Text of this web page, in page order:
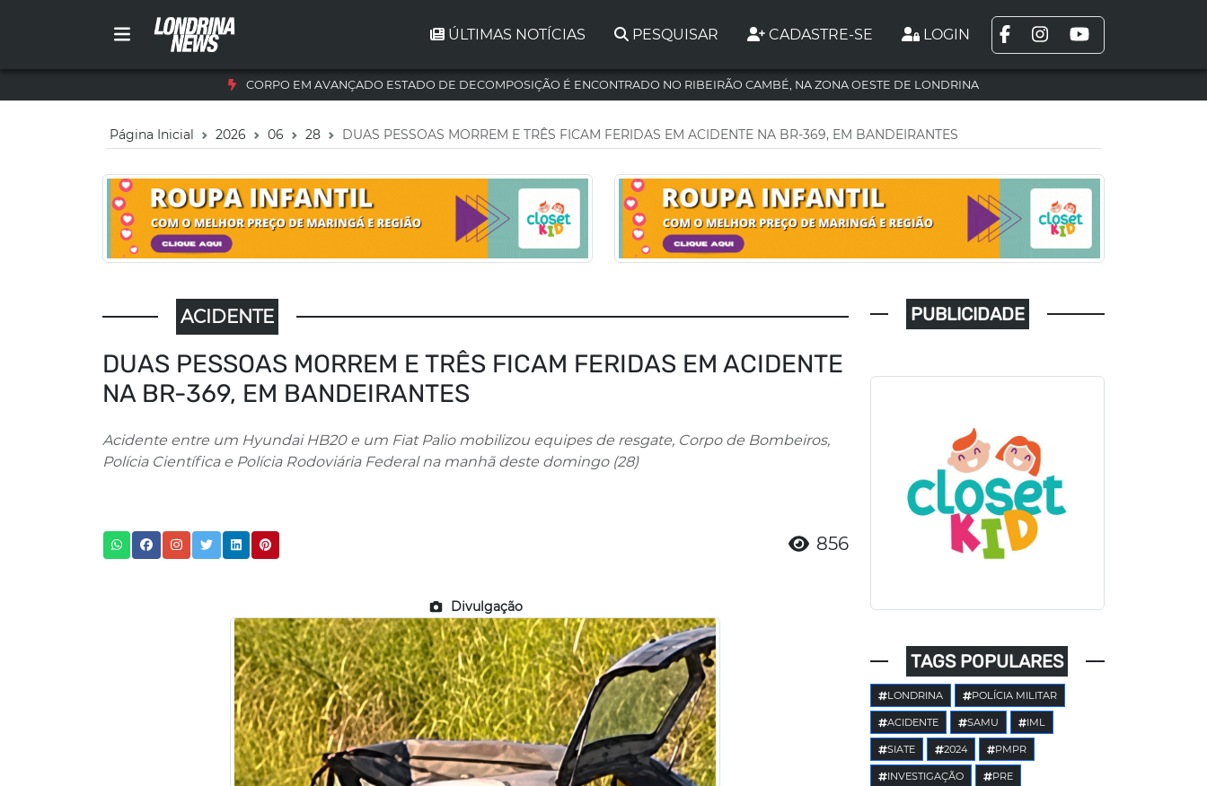
ÚLTIMAS NOTÍCIAS PESQUISAR CADASTRE-SE LOGIN
CORPO EM AVANÇADO ESTADO DE DECOMPOSIÇÃO É ENCONTRADO NO RIBEIRÃO CAMBÉ, NA ZONA OESTE DE LONDRINA
Página Inicial 2026 06 28 DUAS PESSOAS MORREM E TRÊS FICAM FERIDAS EM ACIDENTE NA BR-369, EM BANDEIRANTES
ACIDENTE
DUAS PESSOAS MORREM E TRÊS FICAM FERIDAS EM ACIDENTE
NA BR-369, EM BANDEIRANTES
Acidente entre um Hyundai HB20 e um Fiat Palio mobilizou equipes de resgate, Corpo de Bombeiros,
Polícia Científica e Polícia Rodoviária Federal na manhã deste domingo (28)
856
Divulgação
PUBLICIDADE
TAGS POPULARES
LONDRINA POLÍCIA MILITAR
ACIDENTE SAMU IML
SIATE 2024 PMPR
INVESTIGAÇÃO PRE